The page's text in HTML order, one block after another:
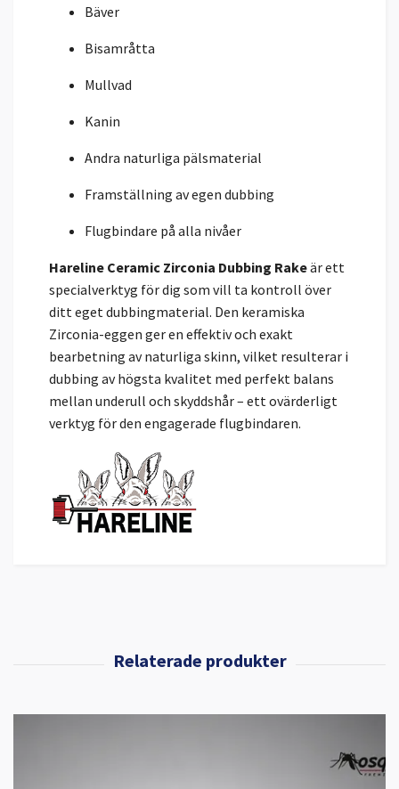
Bäver
Bisamråtta
Mullvad
Kanin
Andra naturliga pälsmaterial
Framställning av egen dubbing
Flugbindare på alla nivåer
Hareline Ceramic Zirconia Dubbing Rakeär ett
specialverktyg för dig som vill ta kontroll över
ditt eget dubbingmaterial. Den keramiska
Zirconia-eggen ger en effektiv och exakt
bearbetning av naturliga skinn, vilket resulterar i
dubbing av högsta kvalitet med perfekt balans
mellan underull och skyddshår – ett ovärderligt
verktyg för den engagerade flugbindaren.